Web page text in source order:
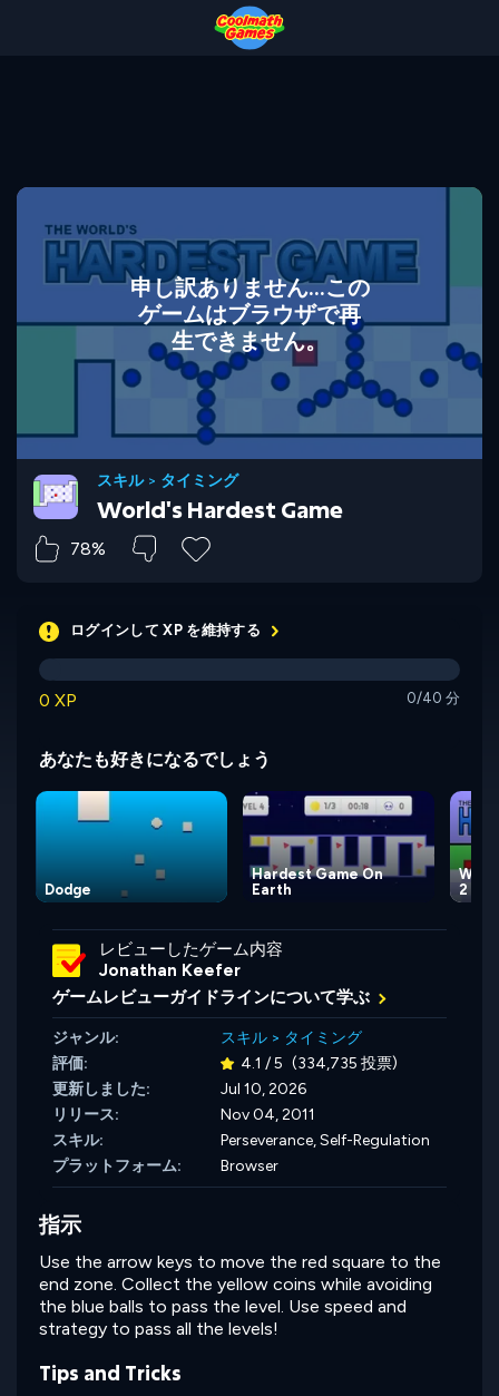
申し訳ありません...この
ゲームはブラウザで再
生できません。
スキル> タイミング
World's Hardest Game
78%
ログインして XP を維持する
0 XP 0/40 分
あなたも好きになるでしょう
2
Dodge
Hardest Game On
Earth
レビューしたゲーム内容
Jonathan Keefer
ゲームレビューガイドラインについて学ぶ
ジャンル: スキル > タイミング
評価:
4.1 / 5 (334,735 投票)
更新しました:
Jul 10, 2026
リリース:
Nov 04, 2011
スキル:
Perseverance,Self-Regulation
プラットフォーム:
Browser
指示
Use the arrow keys to move the red square to the
end zone. Collect the yellow coins while avoiding
the blue balls to pass the level. Use speed and
strategy to pass all the levels!
Tips and Tricks